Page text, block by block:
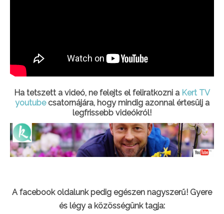
Ha tetszett a videó, ne felejts el feliratkozni a Kert TV
youtubecsatornájára, hogy mindig azonnal értesülj a
legfrissebb videókról!
A facebook oldalunk pedig egészen nagyszerű! Gyere
és légy a közösségünk tagja: